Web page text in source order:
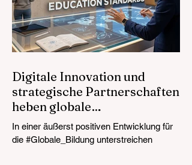
Entscheidungsträger und #EdTech-
Innovatoren im Kongresszentrum von
Davos zusammen, um die dringendsten
Herausforderunge
Digitale Innovation und
strategische Partnerschaften
heben globale
Bildungsstandards an
In einer äußerst positiven Entwicklung für
die #Globale_Bildung unterstreichen